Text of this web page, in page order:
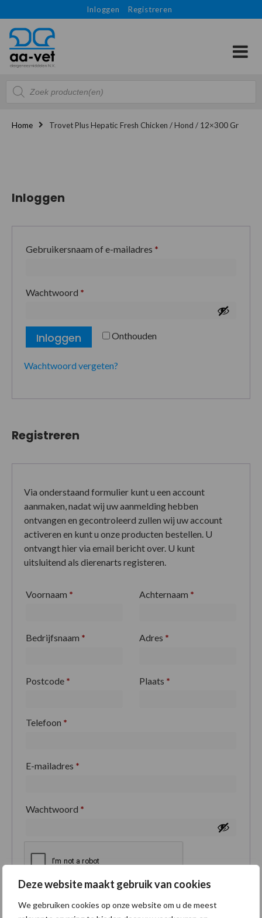
Deze website maakt gebruik van cookies
We gebruiken cookies op onze website om u de meest
Inloggen Registreren
Producten
zoeken
Home Trovet Plus Hepatic Fresh Chicken / Hond / 12×300 Gr
Inloggen
Gebruikersnaam of e-mailadres *
Wachtwoord *
Onthouden
Inloggen
Wachtwoord vergeten?
Registreren
Via onderstaand formulier kunt u een account
aanmaken, nadat wij uw aanmelding hebben
ontvangen en gecontroleerd zullen wij uw account
activeren en kunt u onze producten bestellen. U
ontvangt hier via email bericht over. U kunt
uitsluitend als dierenarts registeren.
Voornaam * Achternaam *
Bedrijfsnaam * Adres *
Postcode * Plaats *
Telefoon *
E-mailadres *
Wachtwoord *
Je persoonlijke gegevens worden gebruikt om je